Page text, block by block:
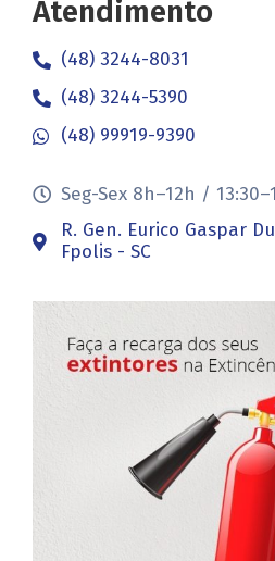
Atendimento
(48) 3244-8031
(48) 3244-5390
(48) 99919-9390
Seg-Sex 8h–12h /
R. Gen. Eurico Gaspar
Fpolis - SC